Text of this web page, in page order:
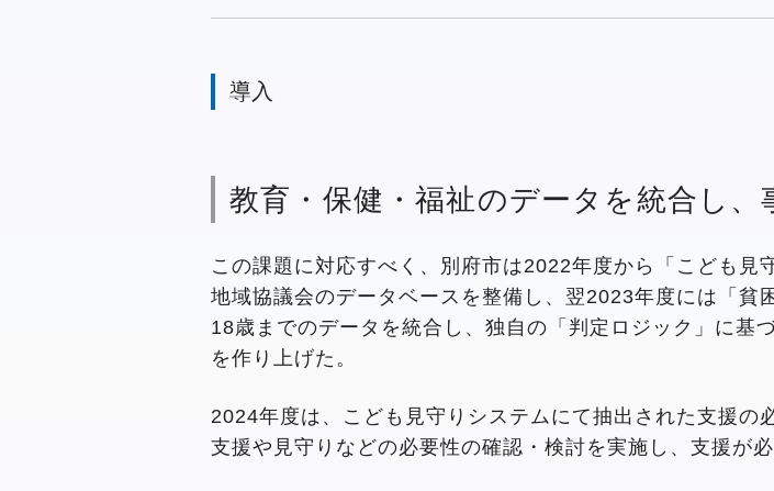
導入
教育・保健・福祉のデータを統合し、
この課題に対応すべく、別府市は2022年度から「こども
地域協議会のデータベースを整備し、翌2023年度には「貧
18歳までのデータを統合し、独自の「判定ロジック」に基
を作り上げた。
2024年度は、こども見守りシステムにて抽出された支援の
支援や見守りなどの必要性の確認・検討を実施し、支援が